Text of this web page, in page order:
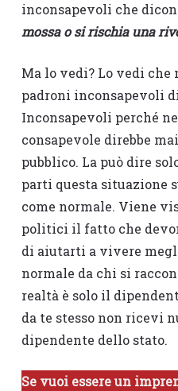
inconsapevoli che
mossa o si rischia una
Ma lo vedi? Lo vedi che
padroni inconsapevoli
Inconsapevoli perché
consapevole direbbe
pubblico. La può dire
parti questa situazione
come normale. Viene
politici il fatto che
di aiutarti a vivere
normale da chi si
realtà è solo il
da te stesso non ricevi
dipendente dello stato.
Se vuoi essere un